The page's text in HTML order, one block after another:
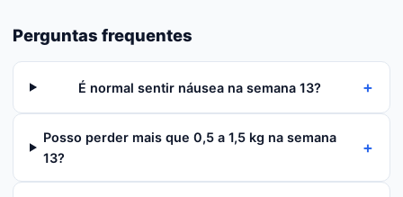
Perguntas frequentes
É normal sentir náusea na semana 13? +
Posso perder mais que 0,5 a 1,5 kg na semana
13?
+